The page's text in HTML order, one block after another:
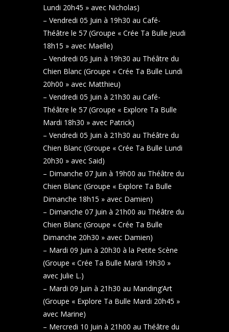
Lundi 20h45 » avec Nicholas)
– Vendredi 05 Juin à 19h30 au Café-
Théâtre le 57 (Groupe « Crée Ta Bulle Jeudi
18h15 » avec Maelle)
– Vendredi 05 Juin à 19h30 au Théâtre du
Chien Blanc (Groupe « Crée Ta Bulle Lundi
20h00 » avec Matthieu)
– Vendredi 05 Juin à 21h30 au Café-
Théâtre le 57 (Groupe « Explore Ta Bulle
Mardi 18h30 » avec Patrick)
– Vendredi 05 Juin à 21h30 au Théâtre du
Chien Blanc (Groupe « Crée Ta Bulle Lundi
20h30 » avec Said)
– Dimanche 07 Juin à 19h00 au Théâtre du
Chien Blanc (Groupe « Explore Ta Bulle
Dimanche 18h15 » avec Damien)
– Dimanche 07 Juin à 21h00 au Théâtre du
Chien Blanc (Groupe « Crée Ta Bulle
Dimanche 20h30 » avec Damien)
– Mardi 09 Juin à 20h30 à la Petite Scène
(Groupe « Crée Ta Bulle Mardi 19h30 »
avec Julie L.)
– Mardi 09 Juin à 21h30 au Manding’Art
(Groupe « Explore Ta Bulle Mardi 20h45 »
avec Marine)
– Mercredi 10 Juin à 21h00 au Théâtre du